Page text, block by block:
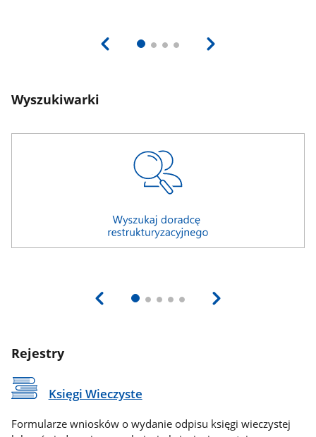
Wyszukiwarki
Rejestry
Księgi Wieczyste
Formularze wniosków o wydanie odpisu księgi wieczystej